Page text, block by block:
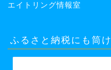
エイトリング情報室
ふるさと納税にも筒